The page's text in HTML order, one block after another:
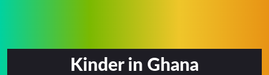
Kinder in Ghana